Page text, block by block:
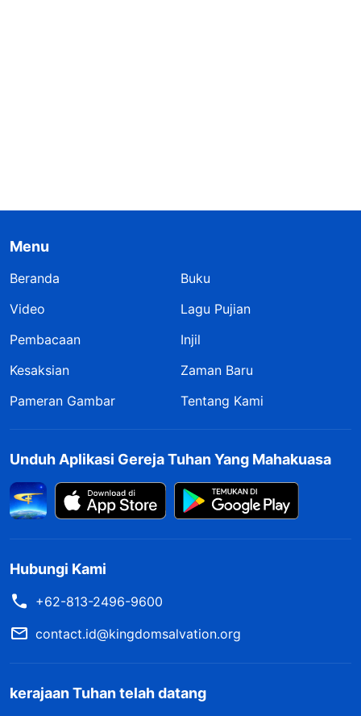
Menu
Beranda
Buku
Video
Lagu Pujian
Pembacaan
Injil
Kesaksian
Zaman Baru
Pameran Gambar
Tentang Kami
Unduh Aplikasi Gereja Tuhan Yang Mahakuasa
Hubungi Kami
+62-813-2496-9600
contact.id@kingdomsalvation.org
kerajaan Tuhan telah datang